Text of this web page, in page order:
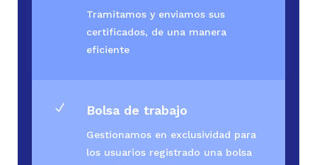
Tramitamos y enviamos sus
certificados, de una manera
eficiente
N Bolsa de trabajo
Gestionamos en exclusividad para
los usuarios registrado una bolsa